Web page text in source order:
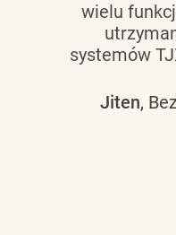
wielu
systemów
Jiten,